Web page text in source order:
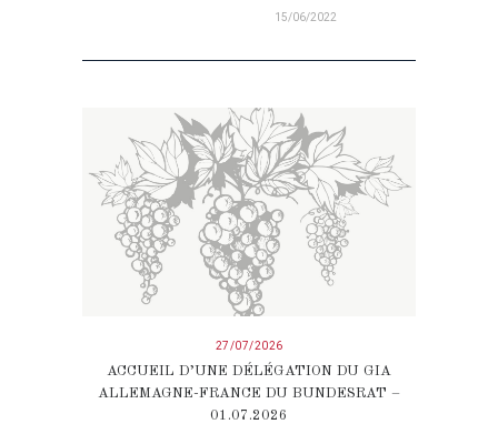
15/06/2022
27/07/2026
ACCUEIL D’UNE DÉLÉGATION DU GIA
ALLEMAGNE-FRANCE DU BUNDESRAT –
01.07.2026